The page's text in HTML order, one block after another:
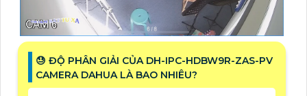
😓 ĐỘ PHÂN GIẢI CỦA DH-IPC-HDBW9R-ZAS-PV
CAMERA DAHUA LÀ BAO NHIÊU?